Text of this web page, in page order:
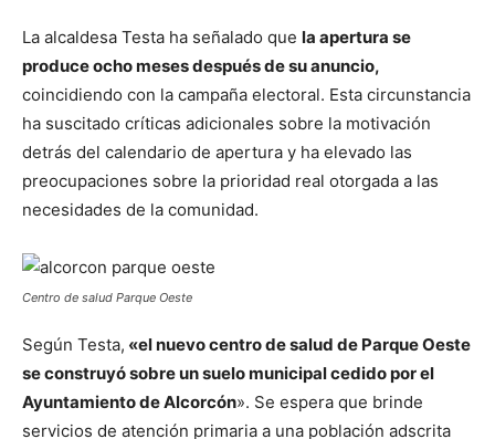
La alcaldesa Testa ha señalado que la apertura se
produce ocho meses después de su anuncio,
coincidiendo con la campaña electoral. Esta circunstancia
ha suscitado críticas adicionales sobre la motivación
detrás del calendario de apertura y ha elevado las
preocupaciones sobre la prioridad real otorgada a las
necesidades de la comunidad.
Centro de salud Parque Oeste
Según Testa, «el nuevo centro de salud de Parque Oeste
se construyó sobre un suelo municipal cedido por el
Ayuntamiento de Alcorcón». Se espera que brinde
servicios de atención primaria a una población adscrita